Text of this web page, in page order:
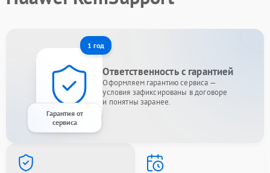
1 год
Гарантия от
сервиса
Ответственность с гарантией
Оформляем гарантию сервиса —
условия зафиксированы в договоре
и понятны заранее.